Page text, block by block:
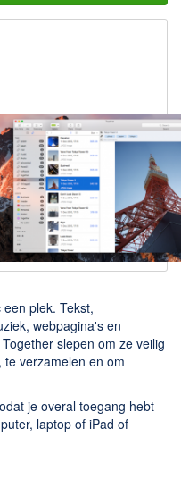
plek. Tekst,
webpagina's en
slepen om ze veilig
verzamelen en om
je overal toegang hebt
laptop of iPad of